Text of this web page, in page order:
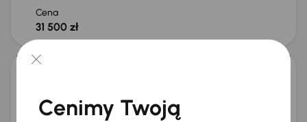
Cena
31 500 zł
2015150 926 km Benzyna1.2 TCe 85 kW
Auta krajowe 1.2 TCe Salon Polska
Cenimy Twoją